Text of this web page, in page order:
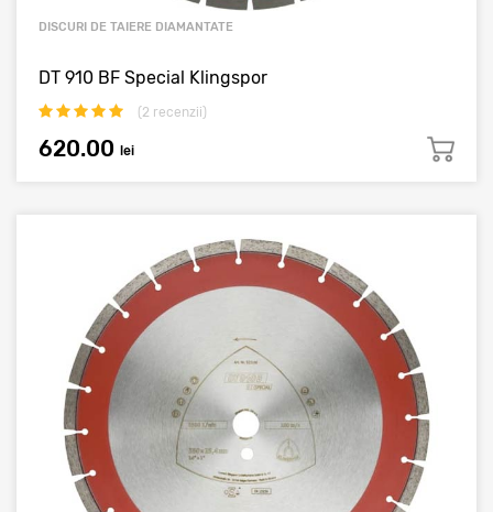
DISCURI DE TAIERE DIAMANTATE
DT 910 BF Special Klingspor
(2 recenzii)
620.00 lei